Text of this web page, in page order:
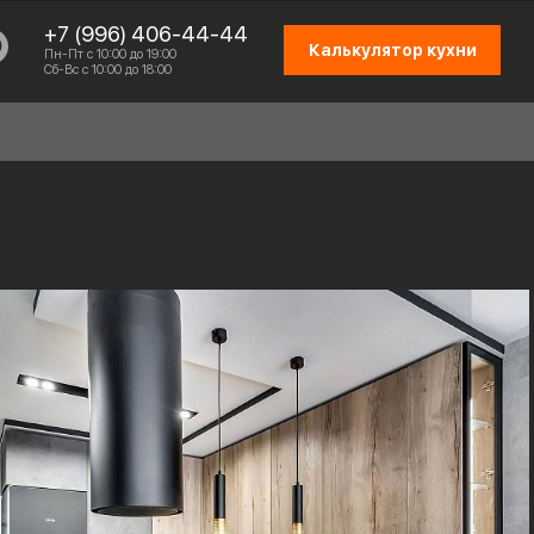
+7 (996) 406-44-44
Пн-Пт с 10:00 до 19:00
Сб-Вс с 10:00 до 18:00
Калькулятор кухни
ОТЗЫВЫ КЛИЕНТОВ
ПРИСОЕДИНИТЬСЯ К КОМАНДЕ
КОНТАКТЫ